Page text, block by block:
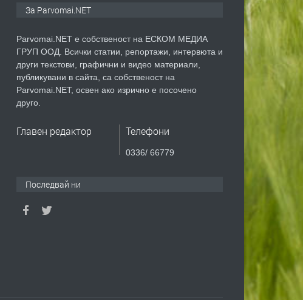
За Parvomai.NET
Parvomai.NET е собственост на ЕСКОМ МЕДИА
ГРУП ООД. Всички статии, репортажи, интервюта и
други текстови, графични и видео материали,
публикувани в сайта, са собственост на
Parvomai.NET, освен ако изрично е посочено
друго.
Главен редактор Телефони
0336/ 66779
Последвай ни